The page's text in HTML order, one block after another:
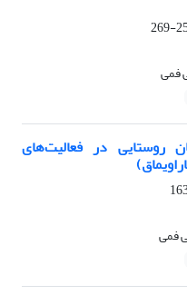
فمی
روستایی در فعالیت‌های
فمی